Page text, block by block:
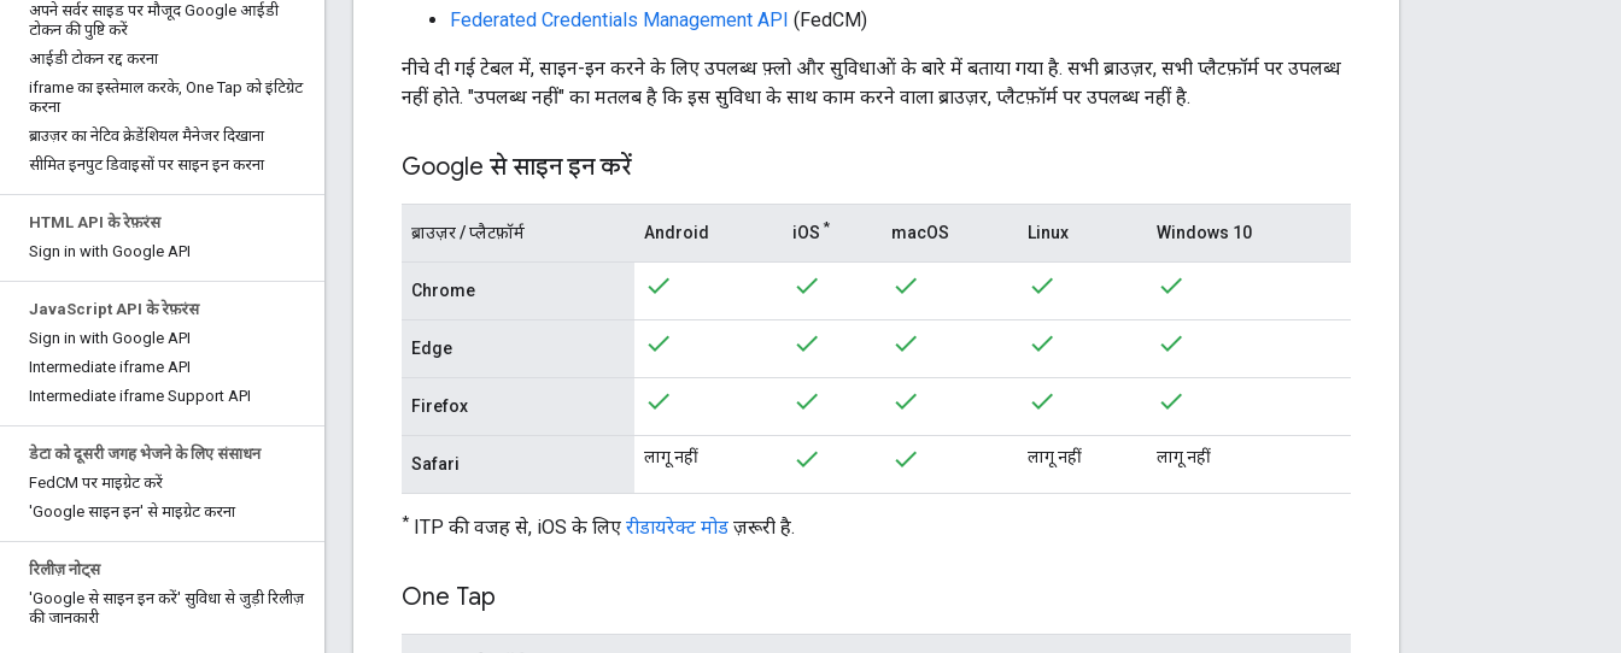
अपने सर्वर साइड पर मौजूद Google आईडी
टोकन की पुष्टि करें
आईडी टोकन रद्द करना
iframe का इस्तेमाल करके, One Tap को इंटिग्रेट
करना
ब्राउज़र का नेटिव क्रेडेंशियल मैनेजर दिखाना
सीमित इनपुट डिवाइसों पर साइन इन करना
HTML API के रेफ़रंस
Sign in with Google API
JavaScript API के रेफ़रंस
Sign in with Google API
Intermediate iframe API
Intermediate iframe Support API
डेटा को दूसरी जगह भेजने के लिए संसाधन
FedCM पर माइग्रेट करें
'Google साइन इन' से माइग्रेट करना
रिलीज़ नोट्स
'Google से साइन इन करें' सुविधा से जुड़ी रिलीज़
की जानकारी
Federated Credentials Management API (FedCM)
नीचे दी गई टेबल में, साइन-इन करने के लिए उपलब्ध फ़्लो और सुविधाओं के बारे में बताया गया है. सभी ब्राउज़र, सभी प्लैटफ़ॉर्म पर उपलब्ध
नहीं होते. "उपलब्ध नहीं" का मतलब है कि इस सुविधा के साथ काम करने वाला ब्राउज़र, प्लैटफ़ॉर्म पर उपलब्ध नहीं है.
Google से साइन इन करें
ब्राउज़र / प्लैटफ़ॉर्म Android iOS * macOS Linux Windows 10
Chrome
Edge
Firefox
Safari लागू नहीं लागू नहीं लागू नहीं
* ITP की वजह से, iOS के लिए रीडायरेक्ट मोड ज़रूरी है.
One Tap